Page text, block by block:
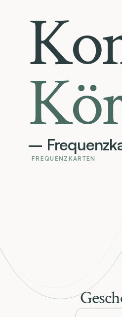
–
FREQUENZKARTEN